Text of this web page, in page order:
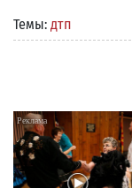
Темы: дтп